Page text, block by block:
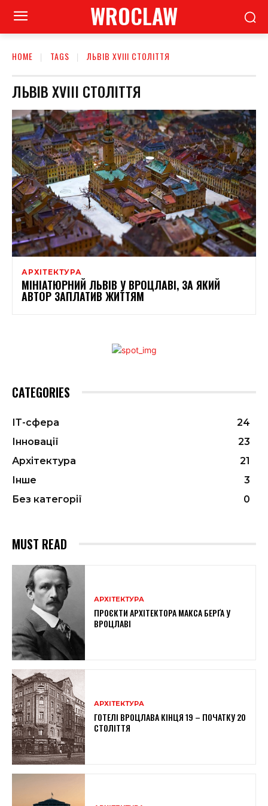
WROCLAW
HOME TAGS ЛЬВІВ XVIII СТОЛІТТЯ
ЛЬВІВ XVIII СТОЛІТТЯ
АРХІТЕКТУРА
МІНІАТЮРНИЙ ЛЬВІВ У ВРОЦЛАВІ, ЗА ЯКИЙ
АВТОР ЗАПЛАТИВ ЖИТТЯМ
CATEGORIES
ІТ-сфера
24
Інновації
23
Архітектура
21
Інше
3
Без категорії
0
MUST READ
АРХІТЕКТУРА
ПРОЄКТИ АРХІТЕКТОРА МАКСА БЕРҐА У
ВРОЦЛАВІ
АРХІТЕКТУРА
ГОТЕЛІ ВРОЦЛАВА КІНЦЯ 19 – ПОЧАТКУ 20
СТОЛІТТЯ